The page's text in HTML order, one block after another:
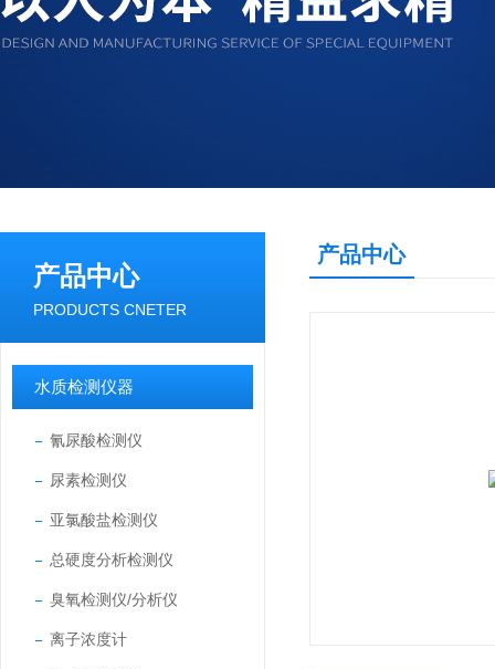
产品中心
PRODUCTS CNETER
水质检测仪器
氰尿酸检测仪
尿素检测仪
亚氯酸盐检测仪
总硬度分析检测仪
臭氧检测仪/分析仪
离子浓度计
产品中心